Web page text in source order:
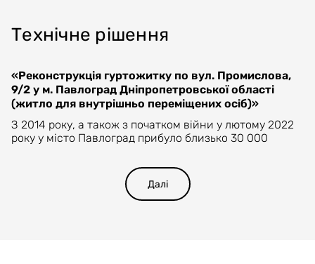
Технічне рішення
«Реконструкція гуртожитку по вул. Промислова,
9/2 у м. Павлоград Дніпропетровської області
(житло для внутрішньо переміщених осіб)»
З 2014 року, а також з початком війни у лютому 2022
року у місто Павлоград прибуло близько 30 000
офіційно зареєстрованих). Наявний житловий фонд
не в змозі забезпечити всім належні умови
перебування. Місто має у власності 9-поверхову
будівлю гуртожитку, яка потребує капітального
Далі